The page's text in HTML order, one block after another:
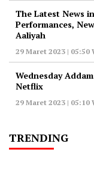
The Latest News
Performances,
Aaliyah
29 Maret 2023 | 05:50
Wednesday
Netflix
29 Maret 2023 | 05:10
TRENDING